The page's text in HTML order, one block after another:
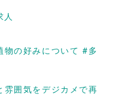
物の好みについて #多
雰囲気をデジカメで再